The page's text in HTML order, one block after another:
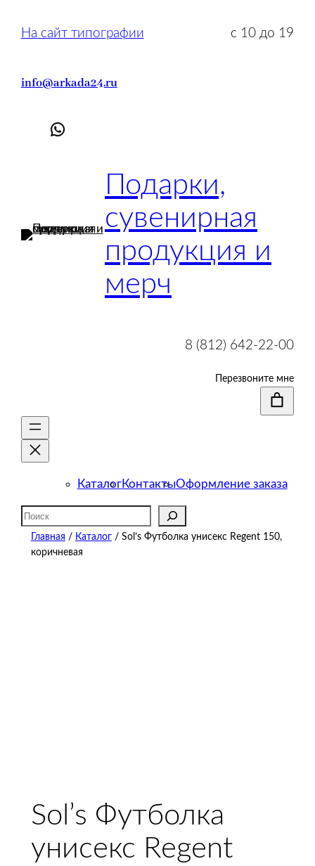
На сайт типографии с 10 до 19
info@arkada24.ru
Подарки,
сувенирная
продукция и
мерч
8 (812) 642-22-00
Перезвоните мне
КаталогКонтактыОформление заказа
Поиск
Главная / Каталог/ Sol’s Футболка унисекс Regent 150,
коричневая
Sol’s Футболка
унисекс Regent